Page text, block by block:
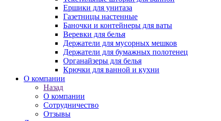
Ершики для унитаза
Газетницы настенные
Баночки и контейнеры для ваты
Веревки для белья
Держатели для мусорных мешков
Держатели для бумажных полотенец
Органайзеры для белья
Крючки для ванной и кухни
О компании
Назад
О компании
Сотрудничество
Отзывы